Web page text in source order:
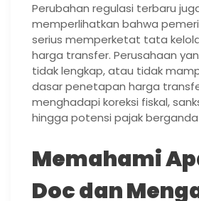
Perubahan regulasi terbaru
memperlihatkan bahwa
serius memperketat tata
harga transfer. Perusahaan
tidak lengkap, atau tidak
dasar penetapan harga
menghadapi koreksi fiskal,
hingga potensi pajak berganda
Memahami
Doc dan